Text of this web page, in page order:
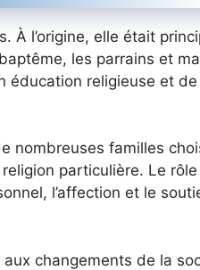
À l’origine, elle était
les parrains et
éducation religieuse et de
nombreuses familles
particulière. Le
l’affection et le
changements de la